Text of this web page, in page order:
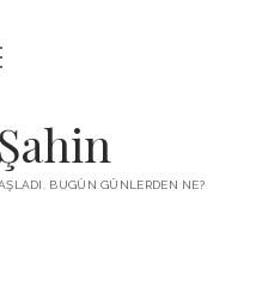
BUGÜN GÜNLERDEN NE?